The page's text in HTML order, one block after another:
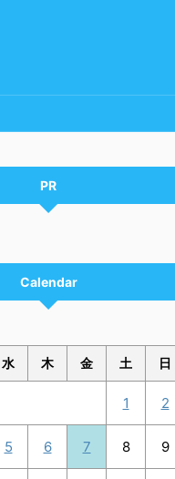
PR
Calendar
水 木 金 土 日
1 2
5 6 7 8 9